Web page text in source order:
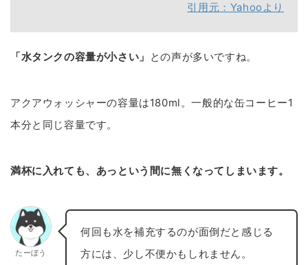
引用元：Yahooより
「水タンクの容量が小さい」 との声が多いですね。
アクアウォッシャーの容量は180ml。一般的な缶コーヒー1
本分と同じ容量です。
満杯に入れても、あっという間に無くなってしまいます。
たーぼう
何回も水を補充するのが面倒だと感じる
方には、少し不便かもしれません。